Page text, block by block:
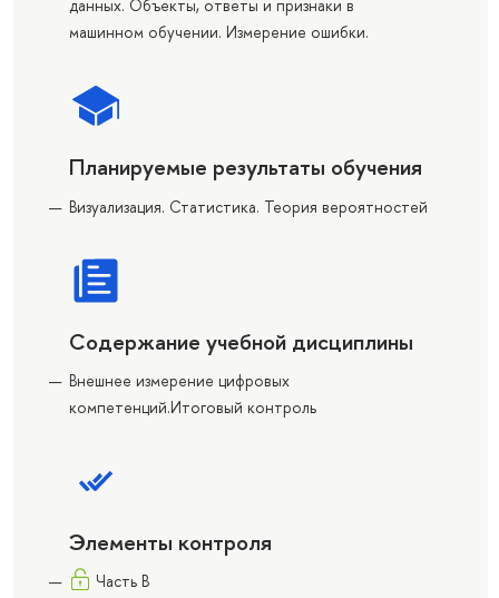
данных. Объекты, ответы и признаки в
машинном обучении. Измерение ошибки.
Планируемые результаты обучения
Визуализация. Статистика. Теория вероятностей
Содержание учебной дисциплины
Внешнее измерение цифровых
компетенций.Итоговый контроль
Элементы контроля
Часть B